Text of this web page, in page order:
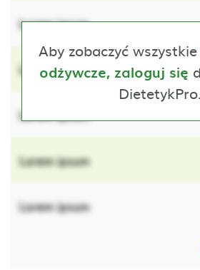
Lorem ipsum
Lorem ipsum
Lorem ipsum
Lorem ipsum
Lorem ipsum
Aby zobaczyć wszystkie
odżywcze, zaloguj się
DietetykPro.